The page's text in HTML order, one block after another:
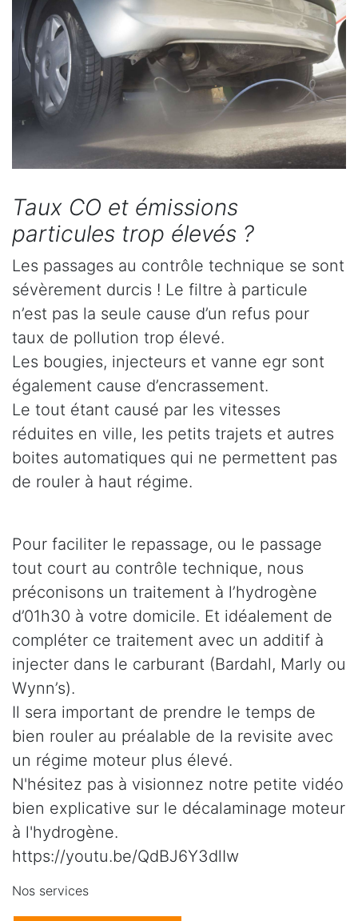
Taux CO et émissions
particules trop élevés ?
Les passages au contrôle technique se sont
sévèrement durcis ! Le filtre à particule
n’est pas la seule cause d’un refus pour
taux de pollution trop élevé.
Les bougies, injecteurs et vanne egr sont
également cause d’encrassement.
Le tout étant causé par les vitesses
réduites en ville, les petits trajets et autres
boites automatiques qui ne permettent pas
de rouler à haut régime.
Pour faciliter le repassage, ou le passage
tout court au contrôle technique, nous
préconisons un traitement à l’hydrogène
d’01h30 à votre domicile. Et idéalement de
compléter ce traitement avec un additif à
injecter dans le carburant (Bardahl, Marly ou
Wynn’s).
Il sera important de prendre le temps de
bien rouler au préalable de la revisite avec
un régime moteur plus élevé.
N'hésitez pas à visionnez notre petite vidéo
bien explicative sur le décalaminage moteur
à l'hydrogène.
https://youtu.be/QdBJ6Y3dlIw
Nos services